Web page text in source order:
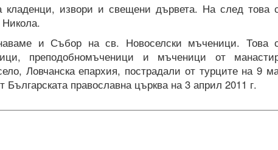
кладенци, извори и свещени дървета. На след това
и Събор на св. Новоселски мъченици. Това
преподобномъченици и мъченици от
Ловчанска епархия, пострадали от турците на 9
Българската православна църква на 3 април 2011 г.